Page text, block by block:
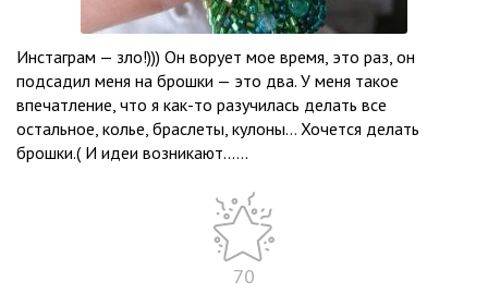
Инстаграм — зло!))) Он ворует мое время, это раз, он
подсадил меня на брошки — это два. У меня такое
впечатление, что я как-то разучилась делать все
остальное, колье, браслеты, кулоны… Хочется делать
брошки.( И идеи возникают…...
70